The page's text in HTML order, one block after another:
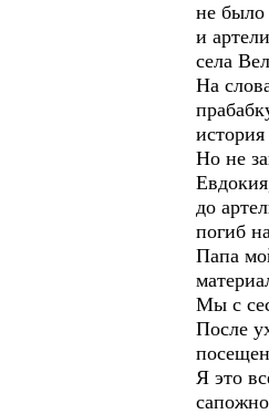
не было
и
села
На
Но не
до
погиб
Папа
Мы с
После
Я это